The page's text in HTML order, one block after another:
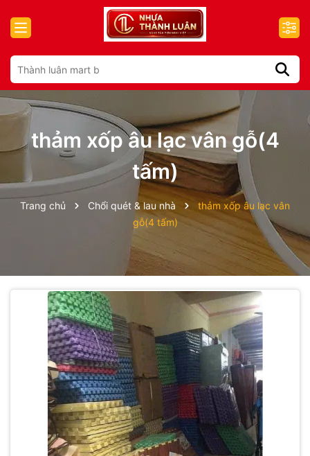
thảm xốp âu lạc vân gỗ(4
tấm)
Trang chủ Chổi quét & lau nhà
thảm xốp âu lạc vân
gỗ(4 tấm)